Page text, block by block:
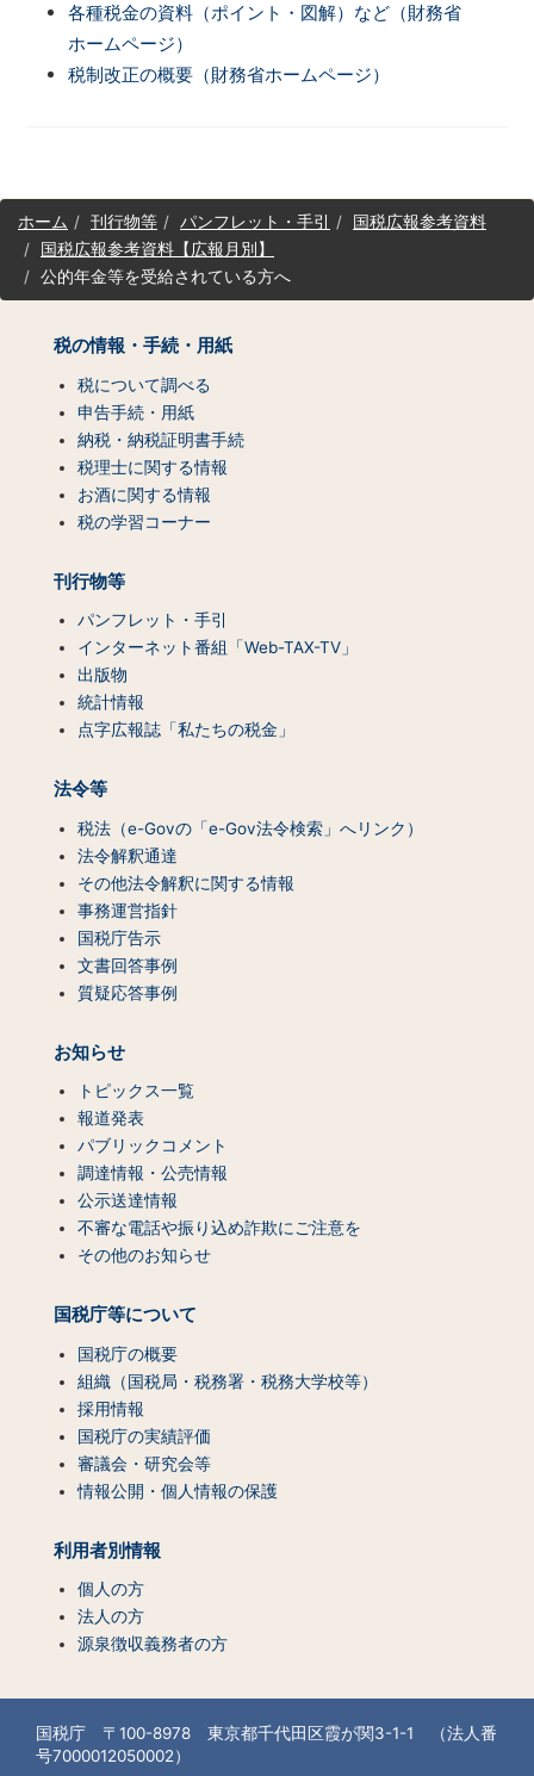
各種税金の資料（ポイント・図解）など（財務省
ホームページ）
税制改正の概要（財務省ホームページ）
サ
イホーム 刊行物等 パンフレット・手引
国税広報参考資料
国税広報参考資料【広報月別】
公的年金等を受給されている方へ
税の情報・手続・用紙
税について調べる
申告手続・用紙
納税・納税証明書手続
税理士に関する情報
お酒に関する情報
税の学習コーナー
刊行物等
パンフレット・手引
インターネット番組「Web-TAX-TV」
出版物
統計情報
点字広報誌「私たちの税金」
法令等
税法（e-Govの「e-Gov法令検索」へリンク）
法令解釈通達
その他法令解釈に関する情報
事務運営指針
国税庁告示
文書回答事例
質疑応答事例
お知らせ
トピックス一覧
報道発表
パブリックコメント
調達情報・公売情報
公示送達情報
不審な電話や振り込め詐欺にご注意を
その他のお知らせ
国税庁等について
国税庁の概要
組織（国税局・税務署・税務大学校等）
採用情報
国税庁の実績評価
審議会・研究会等
情報公開・個人情報の保護
利用者別情報
個人の方
法人の方
源泉徴収義務者の方
国税庁 〒100-8978 東京都千代田区霞が関3-1-1 （法人番
号7000012050002）